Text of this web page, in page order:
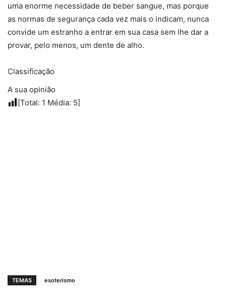
uma enorme necessidade de beber sangue, mas porque
as normas de segurança cada vez mais o indicam, nunca
convide um estranho a entrar em sua casa sem lhe dar a
provar, pelo menos, um dente de alho.
Classificação
A sua opinião
[Total: 1 Média: 5]
TEMAS esoterismo